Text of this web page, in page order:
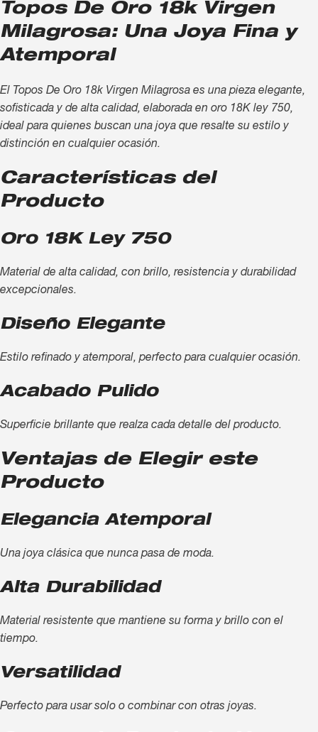
Topos De Oro 18k Virgen
Milagrosa: Una Joya Fina y
Atemporal
El Topos De Oro 18k Virgen Milagrosa es una pieza elegante,
sofisticada y de alta calidad, elaborada en oro 18K ley 750,
ideal para quienes buscan una joya que resalte su estilo y
distinción en cualquier ocasión.
Características del
Producto
Oro 18K Ley 750
Material de alta calidad, con brillo, resistencia y durabilidad
excepcionales.
Diseño Elegante
Estilo refinado y atemporal, perfecto para cualquier ocasión.
Acabado Pulido
Superficie brillante que realza cada detalle del producto.
Ventajas de Elegir este
Producto
Elegancia Atemporal
Una joya clásica que nunca pasa de moda.
Alta Durabilidad
Material resistente que mantiene su forma y brillo con el
tiempo.
Versatilidad
Perfecto para usar solo o combinar con otras joyas.